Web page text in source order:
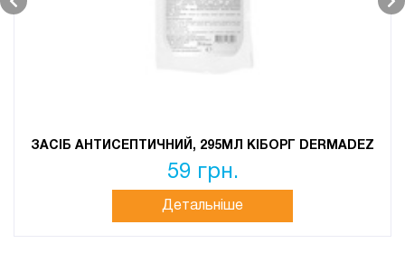
ЗАСІБ АНТИСЕПТИЧНИЙ, 295МЛ КІБОРГ DERMADEZ
59 грн.
Детальніше